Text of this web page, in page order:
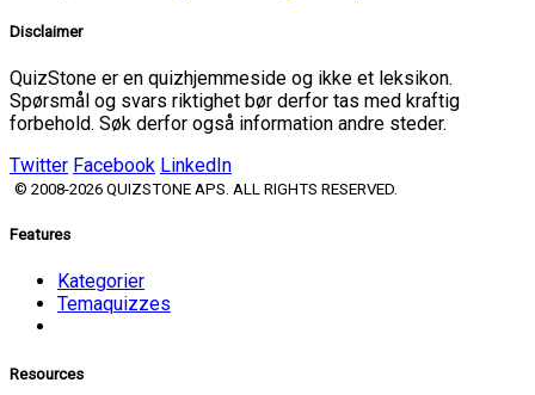
Disclaimer
QuizStone er en quizhjemmeside og ikke et leksikon.
Spørsmål og svars riktighet bør derfor tas med kraftig
forbehold. Søk derfor også information andre steder.
Twitter Facebook LinkedIn
© 2008-2026 QUIZSTONE APS. ALL RIGHTS RESERVED.
Features
Kategorier
Temaquizzes
Resources